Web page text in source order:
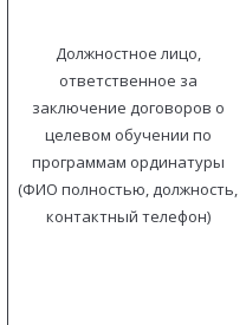
Должностное лицо,
ответственное за
заключение договоров о
целевом обучении по
программам ординатуры
(ФИО полностью, должность,
контактный телефон)